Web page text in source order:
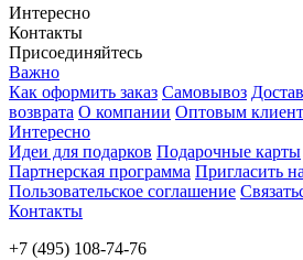
Интересно
Контакты
Присоединяйтесь
Важно
Как оформить заказ Самовывоз
возврата О компании Оптовым
Интересно
Идеи для подарков Подарочные карты
Партнерская программа Пригласить
Пользовательское соглашение
Контакты
+7 (495) 108-74-76